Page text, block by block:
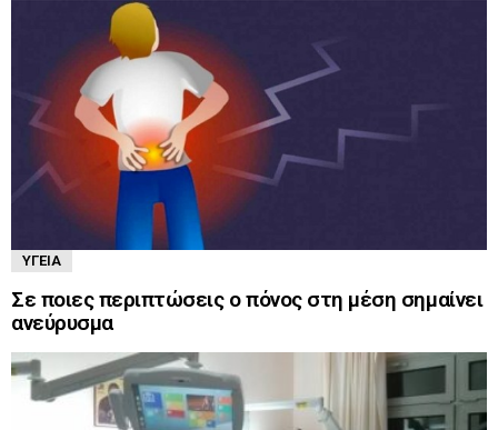
ΥΓΕΊΑ
Σε ποιες περιπτώσεις ο πόνος στη μέση σημαίνει
ανεύρυσμα